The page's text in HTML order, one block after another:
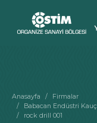
Anasayfa
Firmalar
Babacan Endüstri
rock drill 001